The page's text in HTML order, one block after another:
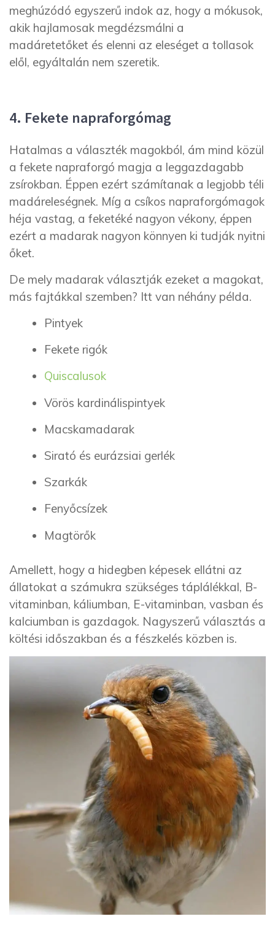
meghúzódó egyszerű indok az, hogy a mókusok,
akik hajlamosak megdézsmálni a
madáretetőket és elenni az eleséget a tollasok
elől, egyáltalán nem szeretik.
4. Fekete napraforgómag
Hatalmas a választék magokból, ám mind közül
a fekete napraforgó magja a leggazdagabb
zsírokban. Éppen ezért számítanak a legjobb téli
madáreleségnek. Míg a csíkos napraforgómagok
héja vastag, a feketéké nagyon vékony, éppen
ezért a madarak nagyon könnyen ki tudják nyitni
őket.
De mely madarak választják ezeket a magokat,
más fajtákkal szemben? Itt van néhány példa.
Pintyek
Fekete rigók
Quiscalusok
Vörös kardinálispintyek
Macskamadarak
Sirató és eurázsiai gerlék
Szarkák
Fenyőcsízek
Magtörők
Amellett, hogy a hidegben képesek ellátni az
állatokat a számukra szükséges táplálékkal, B-
vitaminban, káliumban, E-vitaminban, vasban és
kalciumban is gazdagok. Nagyszerű választás a
költési időszakban és a fészkelés közben is.